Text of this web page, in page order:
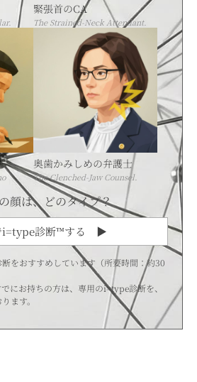
緊張首のCA
The Strained-Neck Attendant.
奥歯かみしめの弁護士
The Clenched-Jaw Counsel.
顔は、どのタイプ？
i=type診断™する ▶
をおすすめしています（所要時間：約30
にお持ちの方は、専用のi=type診断を、
ます。